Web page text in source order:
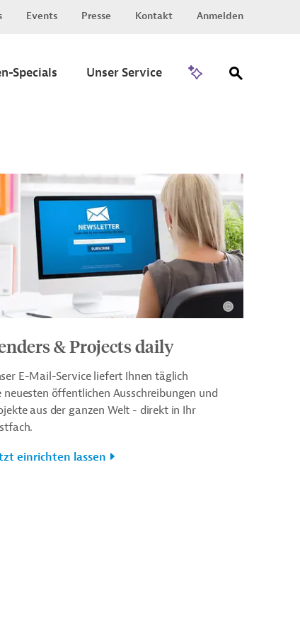
Events Presse Kontakt Anmelden
Specials Unser Service
& Projects daily
E-Mail-Service liefert Ihnen täglich
neuesten öffentlichen Ausschreibungen und
aus der ganzen Welt - direkt in Ihr
einrichten lassen